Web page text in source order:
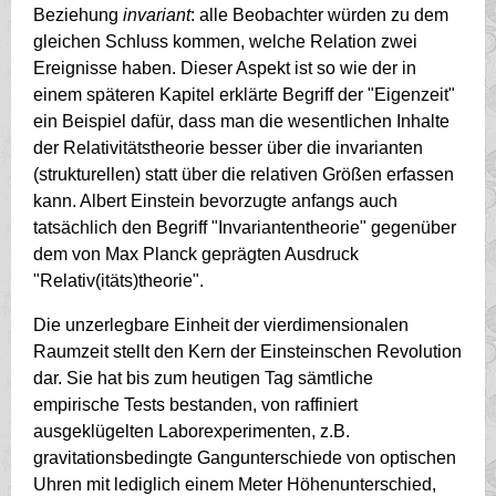
Beziehung invariant: alle Beobachter würden zu dem
gleichen Schluss kommen, welche Relation zwei
Ereignisse haben. Dieser Aspekt ist so wie der in
einem späteren Kapitel erklärte Begriff der "Eigenzeit"
ein Beispiel dafür, dass man die wesentlichen Inhalte
der Relativitätstheorie besser über die invarianten
(strukturellen) statt über die relativen Größen erfassen
kann. Albert Einstein bevorzugte anfangs auch
tatsächlich den Begriff "Invariantentheorie" gegenüber
dem von Max Planck geprägten Ausdruck
"Relativ(itäts)theorie".
Die unzerlegbare Einheit der vierdimensionalen
Raumzeit stellt den Kern der Einsteinschen Revolution
dar. Sie hat bis zum heutigen Tag sämtliche
empirische Tests bestanden, von raffiniert
ausgeklügelten Laborexperimenten, z.B.
gravitationsbedingte Gangunterschiede von optischen
Uhren mit lediglich einem Meter Höhenunterschied,